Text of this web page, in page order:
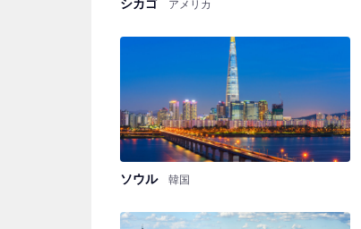
ソウル 韓国